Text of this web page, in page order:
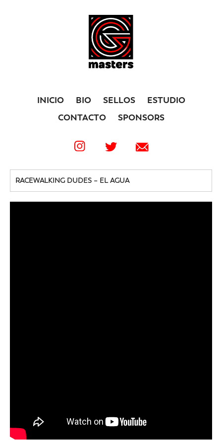
INICIO BIO SELLOS
ESTUDIO
CONTACTO
SPONSORS
RACEWALKING DUDES – EL AGUA